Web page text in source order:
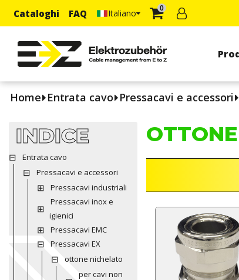
Cataloghi FAQ Italiano 0
Home Entrata cavo Pressacavi e accessori
INDICE
Entrata cavo
Pressacavi e accessori
Pressacavi industriali
Pressacavi inox e
igienici
Pressacavi EMC
Pressacavi EX
ottone nichelato
per cavi non